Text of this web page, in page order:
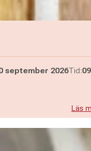
september 2026Tid:
Läs